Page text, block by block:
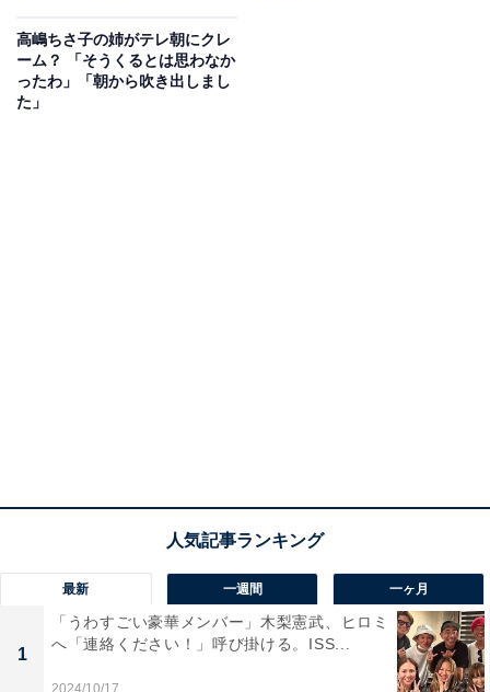
高嶋ちさ子の姉がテレ朝にクレ
ーム？ 「そうくるとは思わなか
ったわ」「朝から吹き出しまし
た」
最新 一週間 一ヶ月
1
「うわすごい豪華メンバー」木梨憲武、ヒロミ
へ「連絡ください！」呼び掛ける。ISS...